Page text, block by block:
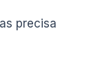
precisa